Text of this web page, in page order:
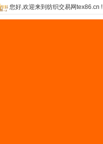
您好,欢迎来到纺织交易网tex86.cn !